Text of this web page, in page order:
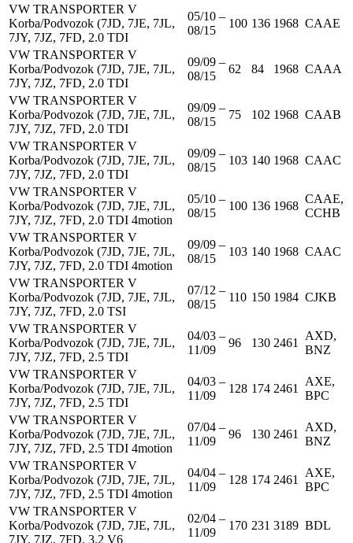
VW TRANSPORTER V
Korba/Podvozok (7JD, 7JE, 7JL,
7JY, 7JZ, 7FD, 2.0 TDI
05/10 –
08/15
100 136 1968 CAAE
VW TRANSPORTER V
Korba/Podvozok (7JD, 7JE, 7JL,
7JY, 7JZ, 7FD, 2.0 TDI
09/09 –
08/15
62 84 1968 CAAA
VW TRANSPORTER V
Korba/Podvozok (7JD, 7JE, 7JL,
7JY, 7JZ, 7FD, 2.0 TDI
09/09 –
08/15
75 102 1968 CAAB
VW TRANSPORTER V
Korba/Podvozok (7JD, 7JE, 7JL,
7JY, 7JZ, 7FD, 2.0 TDI
09/09 –
08/15
103 140 1968 CAAC
VW TRANSPORTER V
Korba/Podvozok (7JD, 7JE, 7JL,
7JY, 7JZ, 7FD, 2.0 TDI 4motion
05/10 –
08/15
100 136 1968
CAAE,
CCHB
VW TRANSPORTER V
Korba/Podvozok (7JD, 7JE, 7JL,
7JY, 7JZ, 7FD, 2.0 TDI 4motion
09/09 –
08/15
103 140 1968 CAAC
VW TRANSPORTER V
Korba/Podvozok (7JD, 7JE, 7JL,
7JY, 7JZ, 7FD, 2.0 TSI
07/12 –
08/15
110 150 1984 CJKB
VW TRANSPORTER V
Korba/Podvozok (7JD, 7JE, 7JL,
7JY, 7JZ, 7FD, 2.5 TDI
04/03 –
11/09
96 130 2461
AXD,
BNZ
VW TRANSPORTER V
Korba/Podvozok (7JD, 7JE, 7JL,
7JY, 7JZ, 7FD, 2.5 TDI
04/03 –
11/09
128 174 2461
AXE,
BPC
VW TRANSPORTER V
Korba/Podvozok (7JD, 7JE, 7JL,
7JY, 7JZ, 7FD, 2.5 TDI 4motion
07/04 –
11/09
96 130 2461
AXD,
BNZ
VW TRANSPORTER V
Korba/Podvozok (7JD, 7JE, 7JL,
7JY, 7JZ, 7FD, 2.5 TDI 4motion
04/04 –
11/09
128 174 2461
AXE,
BPC
VW TRANSPORTER V
Korba/Podvozok (7JD, 7JE, 7JL,
7JY, 7JZ, 7FD, 3.2 V6
02/04 –
11/09
170 231 3189 BDL